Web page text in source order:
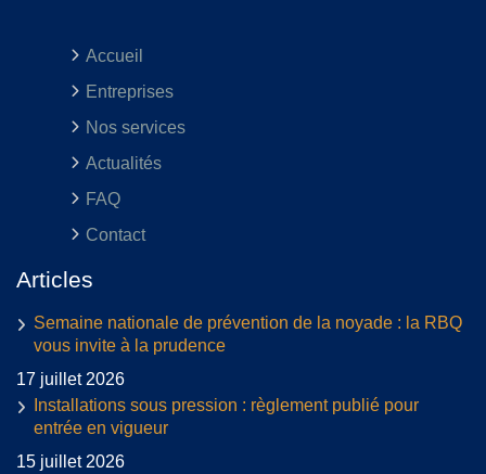
Accueil
Entreprises
Nos services
Actualités
FAQ
Contact
Articles
Semaine nationale de prévention de la noyade : la RBQ
vous invite à la prudence
17 juillet 2026
Installations sous pression : règlement publié pour
entrée en vigueur
15 juillet 2026